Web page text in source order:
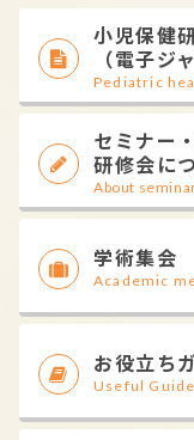
小児保健
（電子ジ
Pediatric
セミナー
研修会に
About
学術集会
Academic
お役立ち
Useful